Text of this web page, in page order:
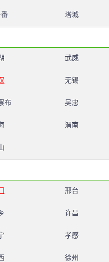
塔城
武威
无锡
布 吴忠
渭南
邢台
许昌
孝感
徐州